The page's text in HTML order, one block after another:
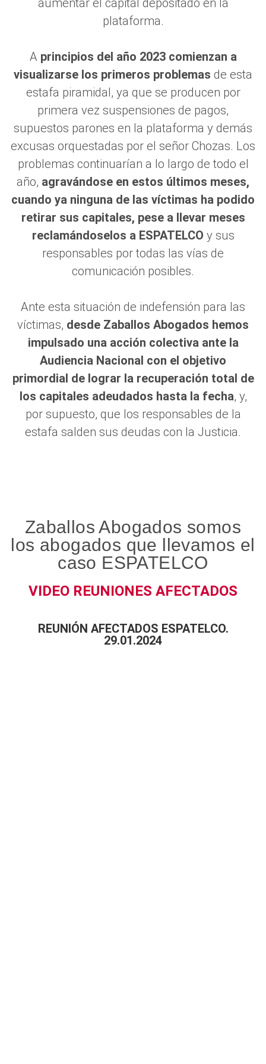
aumentar el capital depositado en la
plataforma.
A principios del año 2023 comienzan a
visualizarse los primeros problemas de esta
estafa piramidal, ya que se producen por
primera vez suspensiones de pagos,
supuestos parones en la plataforma y demás
excusas orquestadas por el señor Chozas. Los
problemas continuarían a lo largo de todo el
año, agravándose en estos últimos meses,
cuando ya ninguna de las víctimas ha podido
retirar sus capitales, pese a llevar meses
reclamándoselos a ESPATELCO y sus
responsables por todas las vías de
comunicación posibles.
Ante esta situación de indefensión para las
víctimas, desde Zaballos Abogados hemos
impulsado una acción colectiva ante la
Audiencia Nacional con el objetivo
primordial de lograr la recuperación total de
los capitales adeudados hasta la fecha, y,
por supuesto, que los responsables de la
estafa salden sus deudas con la Justicia.
Zaballos Abogados somos
los abogados que llevamos el
caso ESPATELCO
VIDEO REUNIONES AFECTADOS
REUNIÓN AFECTADOS ESPATELCO.
29.01.2024